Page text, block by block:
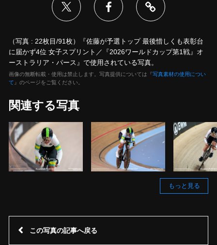
（写真 : 22枚目/91枚）『佐藤が予選トップ 最後惜しくも表彰台
に届かず4位 女子スプリント／『2026ワールドカップ第1戦』オ
ーストラリア・パース』で使用されている写真。
画像の無断転載・使用は禁止します。写真提供については『写真素材の使用につい
て 』のページをご覧ください。
関連する写真
もっと見る
この写真の記事へ戻る